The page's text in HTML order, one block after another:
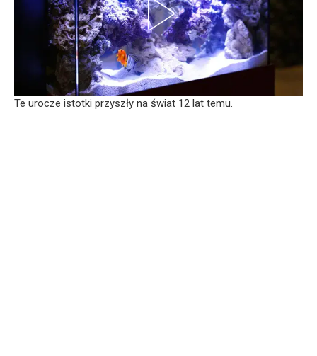
Te urocze istotki przyszły na świat 12 lat temu.